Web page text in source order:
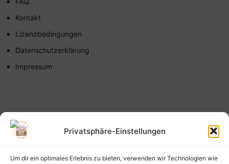
Privatsphäre-Einstellungen
Um dir ein optimales Erlebnis zu bieten, verwenden wir Technologien wie
Kontakt
Lizenzbedingungen
Datenschutzerklärung
Impressum